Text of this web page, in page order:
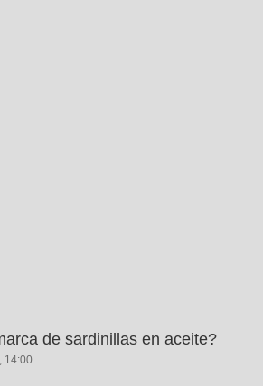
de sardinillas en aceite?
14:00